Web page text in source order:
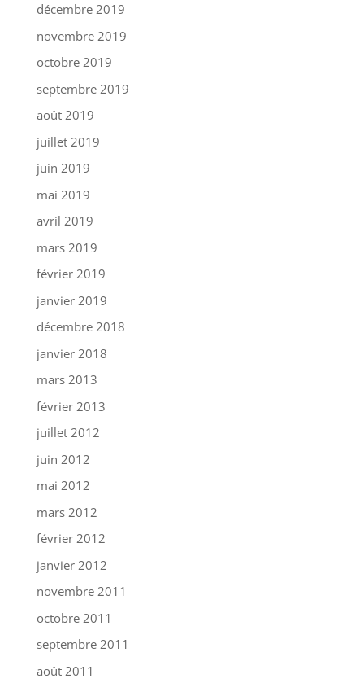
décembre 2019
novembre 2019
octobre 2019
septembre 2019
août 2019
juillet 2019
juin 2019
mai 2019
avril 2019
mars 2019
février 2019
janvier 2019
décembre 2018
janvier 2018
mars 2013
février 2013
juillet 2012
juin 2012
mai 2012
mars 2012
février 2012
janvier 2012
novembre 2011
octobre 2011
septembre 2011
août 2011